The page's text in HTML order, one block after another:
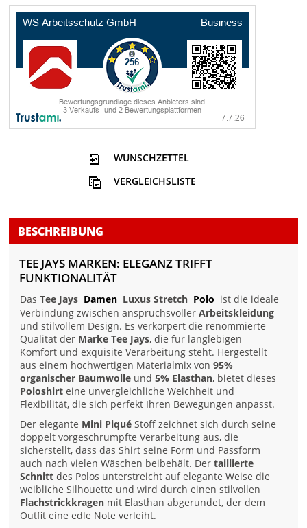
WUNSCHZETTEL
VERGLEICHSLISTE
BESCHREIBUNG
TEE JAYS MARKEN: ELEGANZ TRIFFT
FUNKTIONALITÄT
DasTee Jays Damen Luxus Stretch Polo ist die ideale
Verbindung zwischen anspruchsvollerArbeitskleidung
und stilvollem Design. Es verkörpert die renommierte
Qualität der Marke Tee Jays, die für langlebigen
Komfort und exquisite Verarbeitung steht. Hergestellt
aus einem hochwertigen Materialmix von95%
organischer Baumwolle und5% Elasthan, bietet dieses
Poloshirt eine unvergleichliche Weichheit und
Flexibilität, die sich perfekt Ihren Bewegungen anpasst.
Der elegante Mini Piqué Stoff zeichnet sich durch seine
doppelt vorgeschrumpfte Verarbeitung aus, die
sicherstellt, dass das Shirt seine Form und Passform
auch nach vielen Wäschen beibehält. Dertaillierte
Schnitt des Polos unterstreicht auf elegante Weise die
weibliche Silhouette und wird durch einen stilvollen
Flachstrickkragen mit Elasthan abgerundet, der dem
Outfit eine edle Note verleiht.